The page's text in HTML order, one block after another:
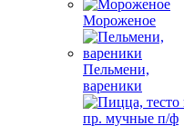
Мороженое
Пельмени,
вареники